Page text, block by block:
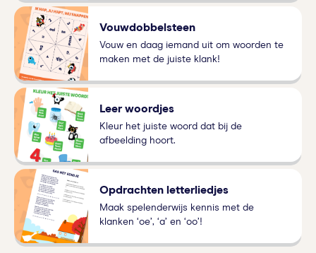
Vouwdobbelsteen
Vouw en daag iemand uit om woorden te
maken met de juiste klank!
Leer woordjes
Kleur het juiste woord dat bij de
afbeelding hoort.
Opdrachten letterliedjes
Maak spelenderwijs kennis met de
klanken ‘oe’, ‘a’ en ‘oo’!